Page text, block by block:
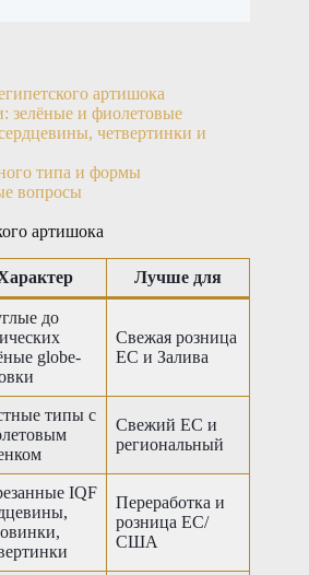
артишока
зелёные и фиолетовые
четвертинки и
типа и формы
вопросы
артишока
Лучше для
до
globe-
Свежая розница
ЕС и Залива
типы с
Свежий ЕС и
региональный
IQF
Переработка и
розница ЕС/
США